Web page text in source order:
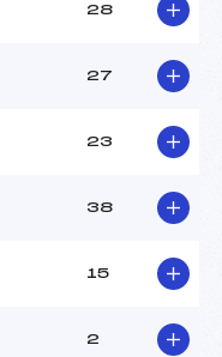
28
27
23
38
15
2